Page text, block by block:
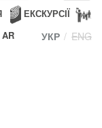
ЕКСКУРСІЇ
УКР ENG